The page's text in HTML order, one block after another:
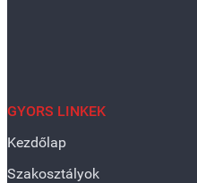
GYORS LINKEK
Kezdőlap
Szakosztályok